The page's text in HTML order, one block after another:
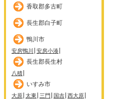
香取郡多古町
長生郡白子町
鴨川市
安房鴨川 安房小湊
長生郡長生村
八積
いすみ市
大原 太東 三門 国吉 西大原